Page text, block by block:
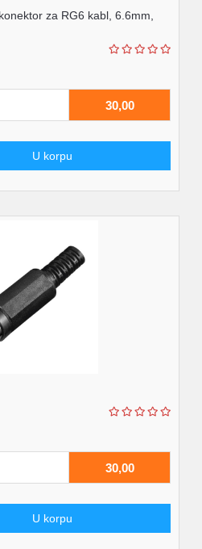
za RG6 kabl, 6.6mm,
30,00
U korpu
30,00
U korpu